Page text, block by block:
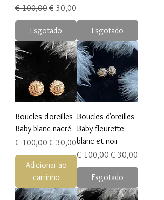
Preço normal
€ 100,00 Preço promocional
€ 30,00
Esgotado Esgotado
Boucles d'oreilles
Baby blanc nacré
Preço normal
€ 100,00 Preço promocional
€ 30,00
Adicionar ao
carrinho
Boucles d'oreilles
Baby fleurette
blanc et noir
Preço normal
€ 100,00 Preço
€ 30,00
Esgotado